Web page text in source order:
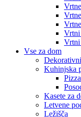
Vrtni
Vrtni
Vse za dom
Kuhinjska
Kasete za
Letvene
Ležišča